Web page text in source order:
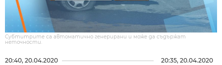
Субтитрите са автоматично генерирани и може да съдържат
неточности.
20:40, 20.04.2020 20:35, 20.04.2020